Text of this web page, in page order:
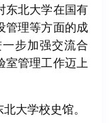
东北大学在国有
管理等方面的成
步加强交流合
室管理工作迈上
大学校史馆。